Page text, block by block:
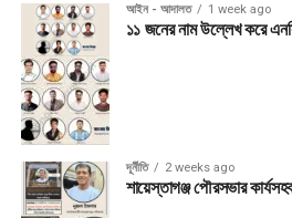
আইন - আদালত 1 week ago
১১ জনের নাম উল্লেখ করে
দূর্নীতি 2 weeks ago
শায়েস্তাগঞ্জ পৌরসভার